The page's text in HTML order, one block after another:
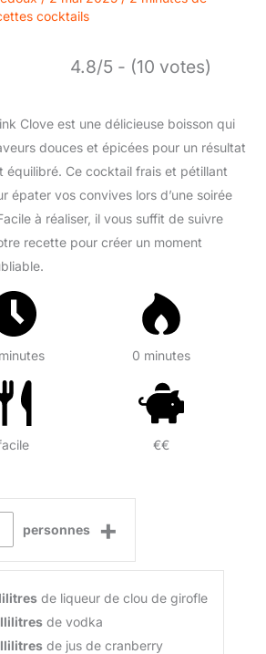
cocktails
4.8/5 - (10 votes)
Clove est une délicieuse boisson qui
douces et épicées pour un résultat
équilibré. Ce cocktail frais et pétillant
épater vos convives lors d’une soirée
à réaliser, il vous suffit de suivre
recette pour créer un moment
0 minutes
€€
personnes +
de liqueur de clou de girofle
de vodka
de jus de cranberry